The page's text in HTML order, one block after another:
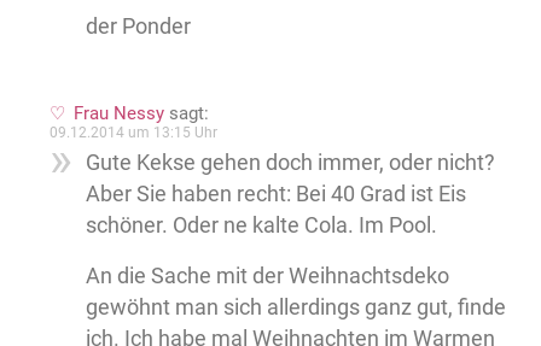
der Ponder
Frau Nessy sagt:
09.12.2014 um 13:15 Uhr
Gute Kekse gehen doch immer, oder nicht?
Aber Sie haben recht: Bei 40 Grad ist Eis
schöner. Oder ne kalte Cola. Im Pool.
An die Sache mit der Weihnachtsdeko
gewöhnt man sich allerdings ganz gut, finde
ich. Ich habe mal Weihnachten im Warmen